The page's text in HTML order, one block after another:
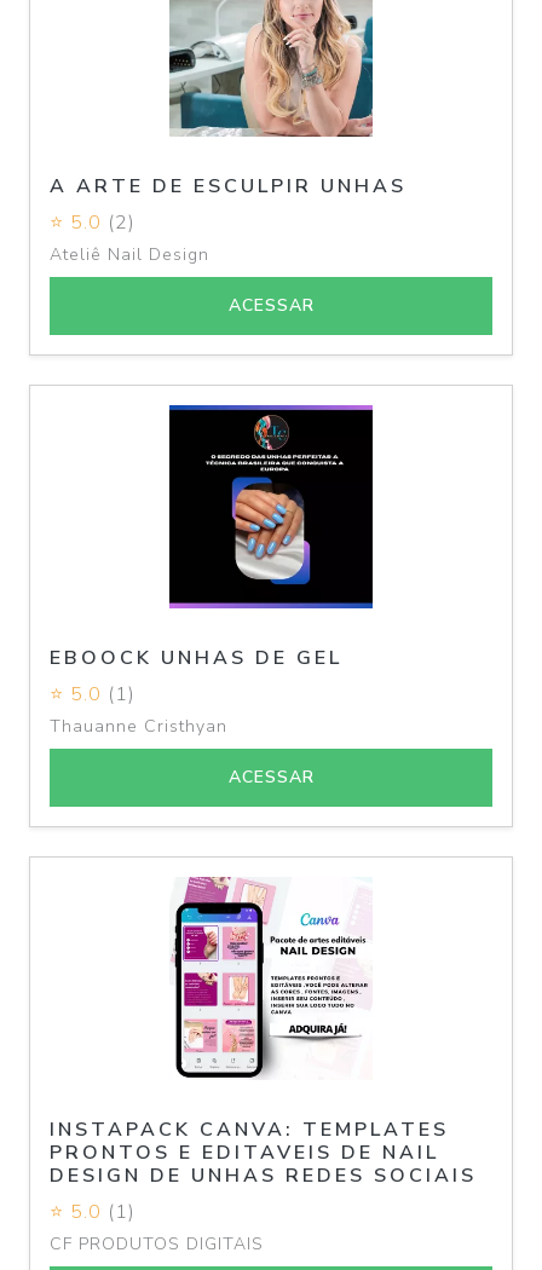
A ARTE DE ESCULPIR UNHAS
⭐ 5.0 (2)
Ateliê Nail Design
ACESSAR
EBOOCK UNHAS DE GEL
⭐ 5.0 (1)
Thauanne Cristhyan
ACESSAR
INSTAPACK CANVA: TEMPLATES
PRONTOS E EDITAVEIS DE NAIL
DESIGN DE UNHAS REDES SOCIAIS
⭐ 5.0 (1)
CF PRODUTOS DIGITAIS